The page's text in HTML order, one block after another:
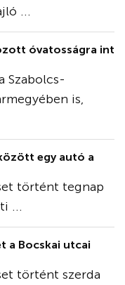
...
óvatosságra int
Szabolcs-
is,
egy autó a
történt tegnap
...
a Bocskai utcai
történt szerda